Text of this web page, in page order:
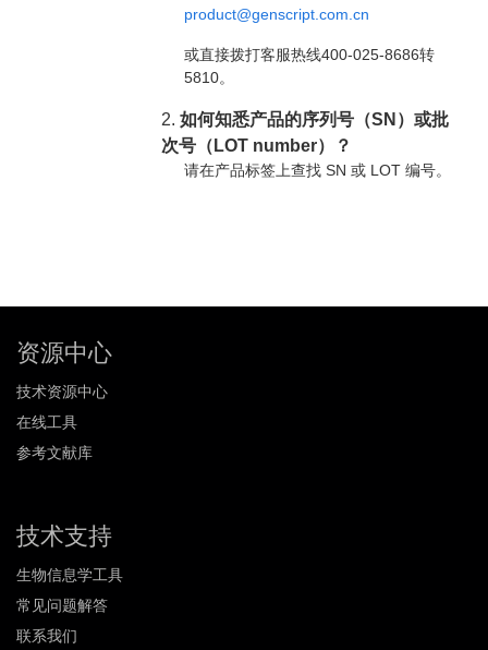
product@genscript.com.cn
或直接拨打客服热线400-025-8686转
5810。
2.如何知悉产品的序列号（SN）或批
次号（LOT number）？
请在产品标签上查找 SN 或 LOT 编号。
资源中心
技术资源中心
在线工具
参考文献库
技术支持
生物信息学工具
常见问题解答
联系我们